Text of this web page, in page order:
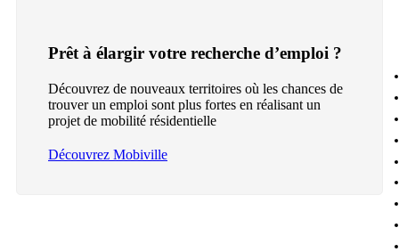
Prêt à élargir votre recherche d’emploi ?
Découvrez de nouveaux territoires où les chances de
trouver un emploi sont plus fortes en réalisant un
projet de mobilité résidentielle
Découvrez Mobiville